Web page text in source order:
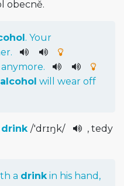
obecně.
. Your
.
anymore.
alcohol will wear off
drink /'drɪŋk/
, tedy
a drink in his hand ,